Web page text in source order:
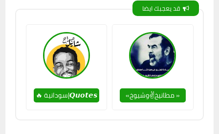
قد يعجبك ايضا
« مطانيخ✌️وشيوخ» 𝙌𝙪𝙤𝙩𝙚𝙨|سودانية 🔥